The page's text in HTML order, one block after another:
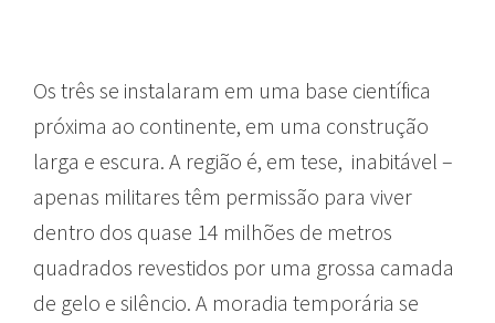
Os três se instalaram em uma base científica
próxima ao continente, em uma construção
larga e escura. A região é, em tese, inabitável –
apenas militares têm permissão para viver
dentro dos quase 14 milhões de metros
quadrados revestidos por uma grossa camada
de gelo e silêncio. A moradia temporária se